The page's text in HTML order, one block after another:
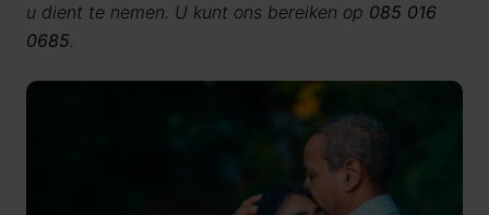
u dient te nemen. U kunt ons bereiken op 085 016
0685.